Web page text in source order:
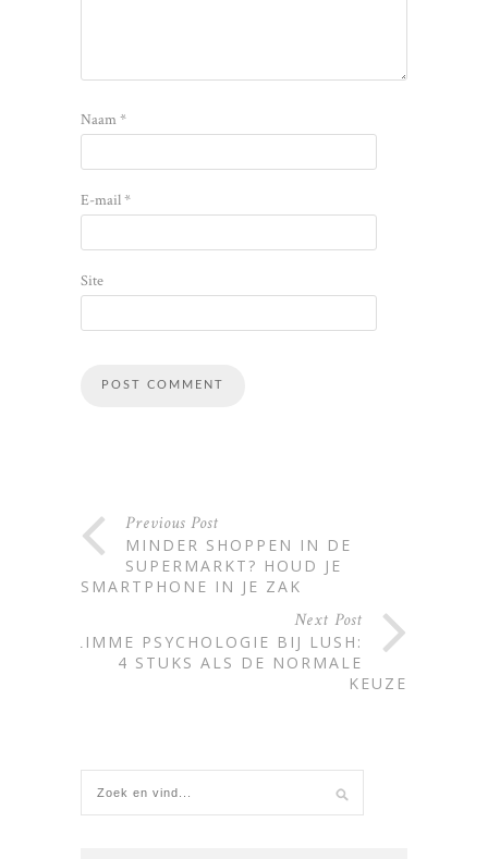
Naam*
E-mail*
Site
Previous Post
MINDER SHOPPEN IN DE
SUPERMARKT? HOUD JE
SMARTPHONE IN JE ZAK
Next Post
SLIMME PSYCHOLOGIE BIJ LUSH:
4 STUKS ALS DE NORMALE
KEUZE